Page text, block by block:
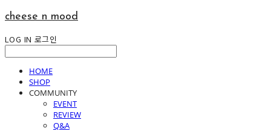
cheese n mood
LOG IN 로그인
HOME
SHOP
COMMUNITY
EVENT
REVIEW
Q&A